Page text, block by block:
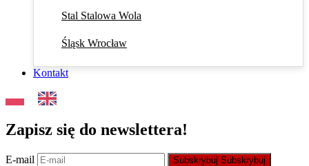
Stal Stalowa Wola
Śląsk Wrocław
Kontakt
Zapisz się do newslettera!
E-mail Subskrybuj Subskrybuj